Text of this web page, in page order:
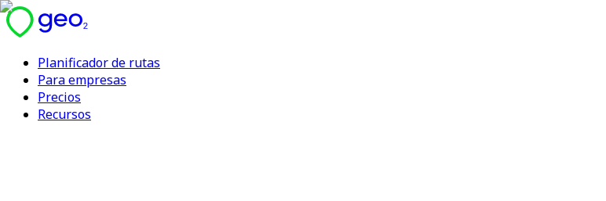
Planificador de rutas
Para empresas
Precios
Recursos